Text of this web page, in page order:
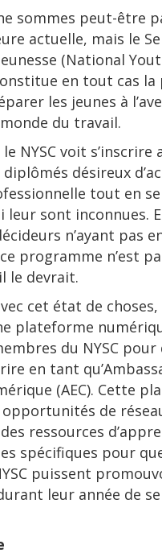
sommes peut-être
actuelle, mais le
(National
en tout cas
les jeunes à
du travail.
NYSC voit s’inscrire
diplômés désireux
tout en
leur sont inconnues.
n’ayant pas
programme n’est
le devrait.
cet état de
plateforme
du NYSC pour
en tant
(AEC). Cette
de
ressources
spécifiques pour
puissent
leur année de